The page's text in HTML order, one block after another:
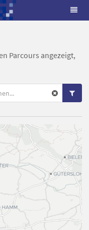
Parcours angezeigt,